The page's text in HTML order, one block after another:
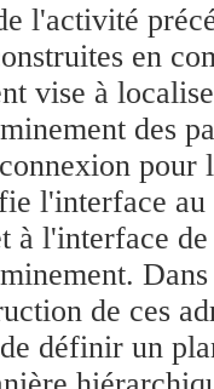
l'activité
en
vise à
des
pour
l'interface au
à l'interface
de ces
définir un